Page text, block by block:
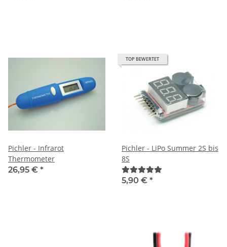
Pichler - Infrarot
Thermometer
26,95 € *
TOP BEWERTET
Pichler - LiPo Summer 2S bis
8S
5,90 € *